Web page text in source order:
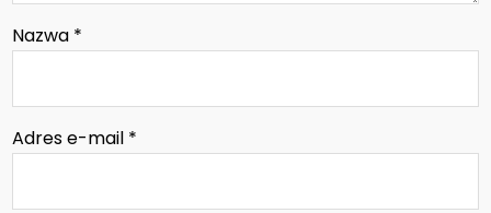
Nazwa *
Adres e-mail *